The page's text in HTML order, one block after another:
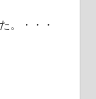
。・・・